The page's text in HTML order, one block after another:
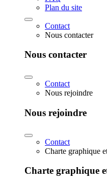
Plan du site
Contact
Nous contacter
Nous contacter
Contact
Nous rejoindre
Nous rejoindre
Contact
Charte graphique
Charte graphique